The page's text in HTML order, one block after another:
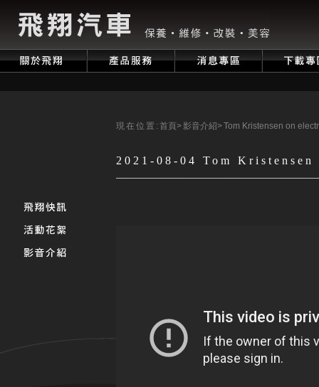
現在位置: 首頁>影音介紹>Tom Kristensen on
2021-08-04 Tom